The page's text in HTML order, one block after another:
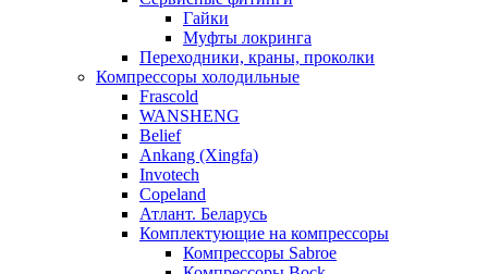
Гайки
Муфты локринга
Переходники, краны, проколки
Компрессоры холодильные
Frascold
WANSHENG
Belief
Ankang (Xingfa)
Invotech
Copeland
Атлант. Беларусь
Комплектующие на компрессоры
Компрессоры Sabroe